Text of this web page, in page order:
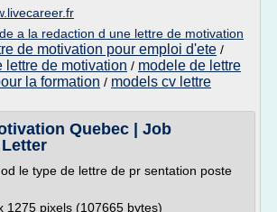
a la redaction d une lettre de motivation
de motivation pour emploi d'ete /
lettre de motivation / modele de lettre
la formation / models cv lettre
Quebec | Job
le type de lettre de pr sentation poste
1275 pixels (107665 bytes)